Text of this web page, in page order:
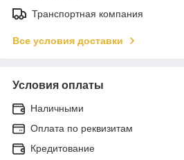
Транспортная компания
Все условия доставки
Условия оплаты
Наличными
Оплата по реквизитам
Кредитование